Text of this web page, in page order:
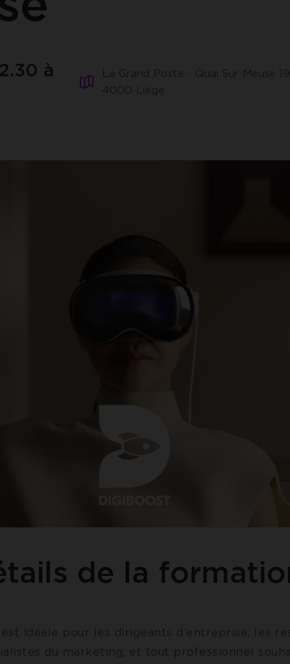
à
La Grand Poste - Quai Sur-Meuse
4000 Liège
de la
idéale pour les dirigeants d’entreprise, les
du marketing, et tout professionnel
ACCEPTER LES COOKIES SÉLECTIONNÉS